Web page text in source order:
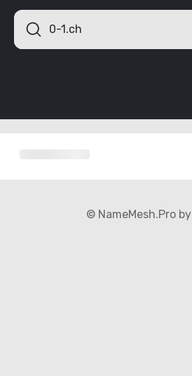
© NameMesh.Pro by